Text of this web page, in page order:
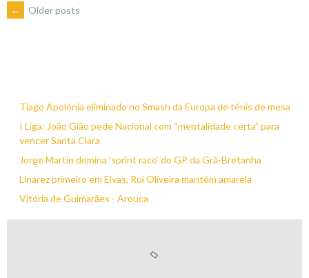
POSTS
← Older posts
Tiago Apolónia eliminado no Smash da Europa de ténis de mesa
I Liga: João Gião pede Nacional com “mentalidade certa” para
vencer Santa Clara
Jorge Martín domina ‘sprint race’ do GP da Grã-Bretanha
Linarez primeiro em Elvas, Rui Oliveira mantém amarela
Vitória de Guimarães - Arouca